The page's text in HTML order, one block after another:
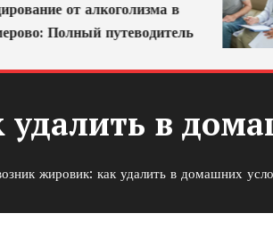
от алкоголизма в
Полный путеводитель
в
жировик: как удалить в домашних